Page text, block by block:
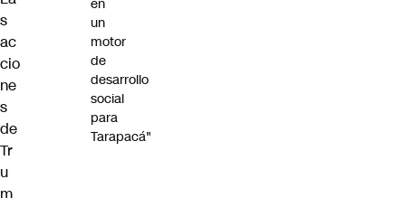
s
ac
cio
ne
s
de
Tr
u
en
un
motor
de
desarrollo
social
para
Tarapacá"